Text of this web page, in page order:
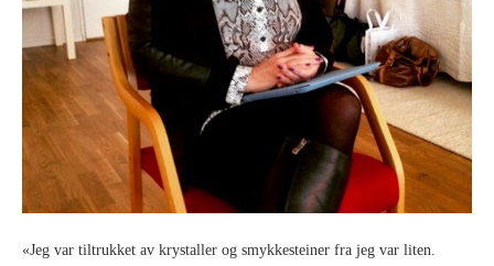
«Jeg var tiltrukket av krystaller og smykkesteiner fra jeg var liten.